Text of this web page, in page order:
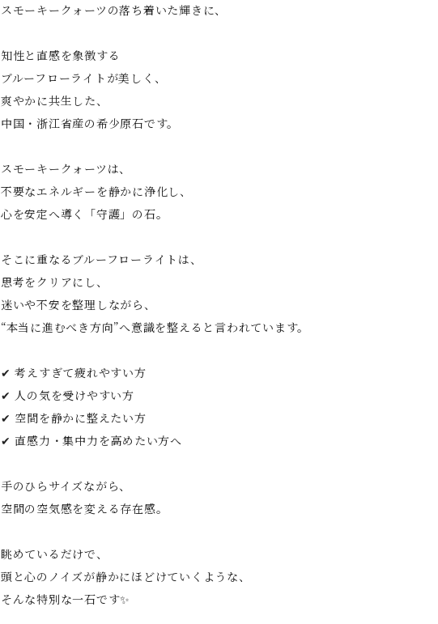
スモーキークォーツの落ち着いた輝きに、
知性と直感を象徴する
ブルーフローライトが美しく、
爽やかに共生した、
中国・浙江省産の希少原石です。
スモーキークォーツは、
不要なエネルギーを静かに浄化し、
心を安定へ導く「守護」の石。
そこに重なるブルーフローライトは、
思考をクリアにし、
迷いや不安を整理しながら、
“本当に進むべき方向”へ意識を整えると言われています。
✔ 考えすぎて疲れやすい方
✔ 人の気を受けやすい方
✔ 空間を静かに整えたい方
✔ 直感力・集中力を高めたい方へ
手のひらサイズながら、
空間の空気感を変える存在感。
眺めているだけで、
頭と心のノイズが静かにほどけていくような、
そんな特別な一石です✨